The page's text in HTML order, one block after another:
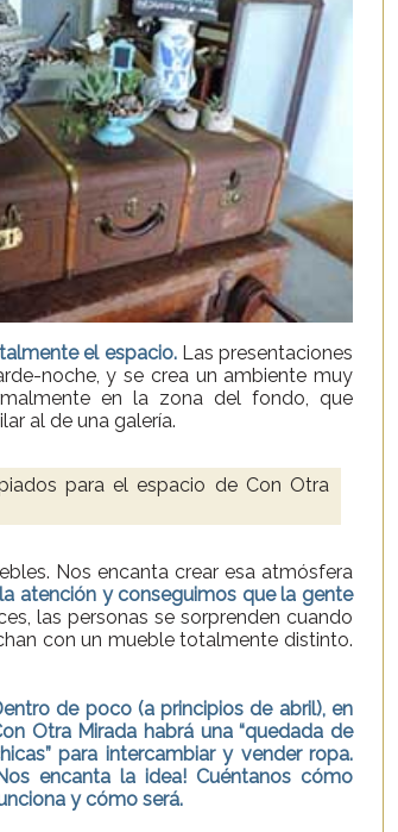
el espacio.Las presentaciones
noche, y se crea un ambiente muy
en la zona del fondo, que
al de una galería.
para el espacio de Con Otra
Nos encanta crear esa atmósfera
atención y conseguimos que la gente
las personas se sorprenden cuando
con un mueble totalmente distinto.
de poco (a principios de abril), en
Otra Mirada habrá una “quedada de
para intercambiar y vender ropa.
encanta la idea! Cuéntanos cómo
y cómo será.